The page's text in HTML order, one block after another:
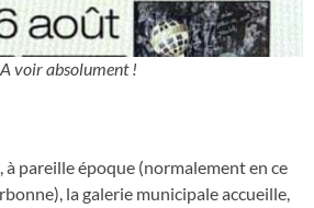
A voir absolument !
à pareille époque (normalement en ce
la galerie municipale accueille,